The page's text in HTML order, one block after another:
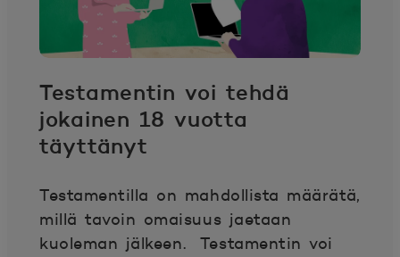
Testamentin voi tehdä
jokainen 18 vuotta
täyttänyt
Testamentilla on mahdollista määrätä,
millä tavoin omaisuus jaetaan
kuoleman jälkeen. Testamentin voi